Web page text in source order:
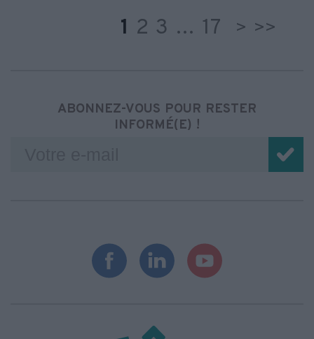
1 2 3 … 17 > >>
ABONNEZ-VOUS POUR RESTER
INFORMÉ(E) !